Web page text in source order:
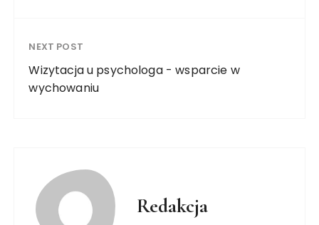
NEXT POST
Wizytacja u psychologa - wsparcie w
wychowaniu
Redakcja